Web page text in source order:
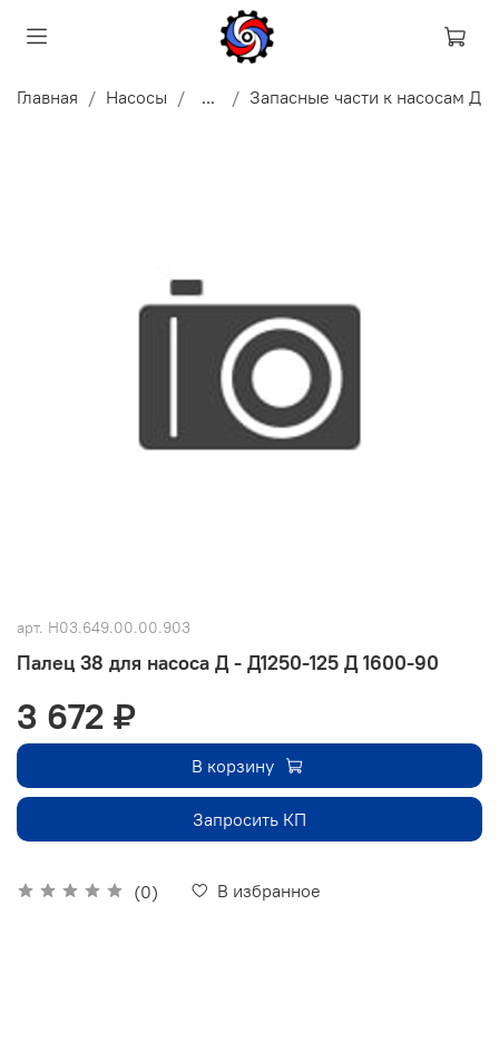
Главная Насосы ... Запасные части к насосам Д
арт. Н03.649.00.00.903
Палец 38 для насоса Д - Д1250-125 Д 1600-90
(0) В избранное
3 672 ₽
В корзину
Запросить КП